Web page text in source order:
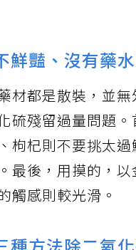
鮮豔、沒有藥
材都是散裝，並
硫殘留過量問題
枸杞則不要挑太
最後，用摸的，
觸感則較光滑。